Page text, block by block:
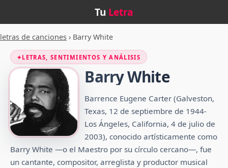
Tu Letra
letras de canciones › Barry White
✦LETRAS, SENTIMIENTOS Y ANÁLISIS
Barry White
Barrence Eugene Carter (Galveston,
Texas, 12 de septiembre de 1944-
Los Ángeles, California, 4 de julio de
2003), conocido artísticamente como
Barry White —o el Maestro​​ por su círculo cercano—, fue
un cantante, compositor, arreglista y productor musical